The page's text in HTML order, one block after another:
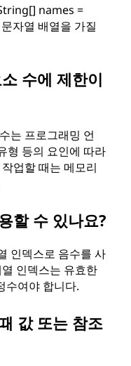
names =
자열 배열을 가질
수에 제한이
는 프로그래밍 언
형 등의 요인에 따라
업할 때는 메모리
할 수 있나요?
인덱스로 음수를 사
인덱스는 유효한
수여야 합니다.
값 또는 참조